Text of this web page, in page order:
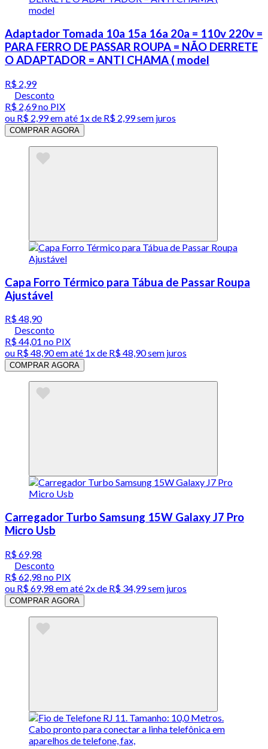
Adaptador Tomada 10a 15a 16a 20a = 110v 220v =
PARA FERRO DE PASSAR ROUPA = NÃO DERRETE
O ADAPTADOR = ANTI CHAMA ( model
R$ 2,99
Desconto
R$ 2,69no PIX
ou R$ 2,99em até 1x de R$ 2,99sem juros
COMPRAR AGORA
Capa Forro Térmico para Tábua de Passar Roupa
Ajustável
R$ 48,90
Desconto
R$ 44,01 no PIX
ou R$ 48,90em até 1x de R$ 48,90sem juros
COMPRAR AGORA
Carregador Turbo Samsung 15W Galaxy J7 Pro
Micro Usb
R$ 69,98
Desconto
R$ 62,98 no PIX
ou R$ 69,98 em até 2x de R$ 34,99 sem juros
COMPRAR AGORA